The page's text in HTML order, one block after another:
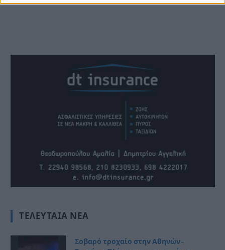
ΤΕΛΕΥΤΑΊΑ ΝΈΑ
Σοβαρό τροχαίο στην Αθηνών–